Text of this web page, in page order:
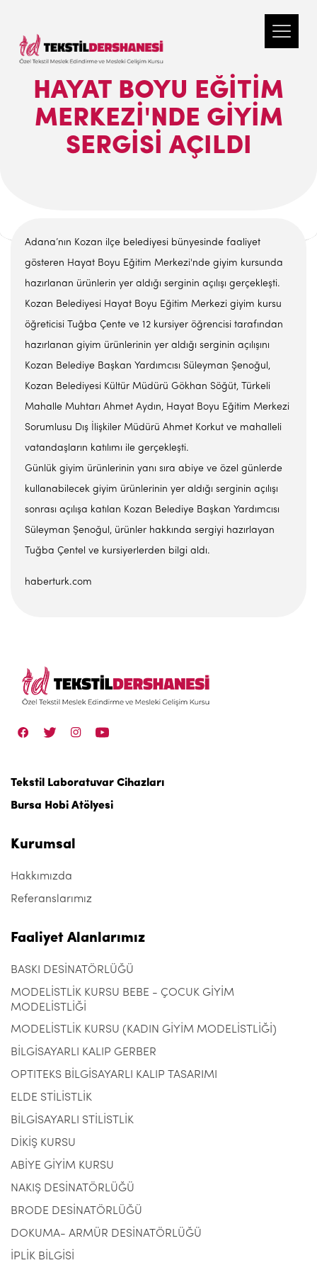
HAYAT BOYU EĞITIM
MERKEZI'NDE GIYIM
SERGISI AÇILDI
Adana’nın Kozan ilçe belediyesi bünyesinde faaliyet
gösteren Hayat Boyu Eğitim Merkezi'nde giyim kursunda
hazırlanan ürünlerin yer aldığı serginin açılışı gerçekleşti.
Kozan Belediyesi Hayat Boyu Eğitim Merkezi giyim kursu
öğreticisi Tuğba Çente ve 12 kursiyer öğrencisi tarafından
hazırlanan giyim ürünlerinin yer aldığı serginin açılışını
Kozan Belediye Başkan Yardımcısı Süleyman Şenoğul,
Kozan Belediyesi Kültür Müdürü Gökhan Söğüt, Türkeli
Mahalle Muhtarı Ahmet Aydın, Hayat Boyu Eğitim Merkezi
Sorumlusu Dış İlişkiler Müdürü Ahmet Korkut ve mahalleli
vatandaşların katılımı ile gerçekleşti.
Günlük giyim ürünlerinin yanı sıra abiye ve özel günlerde
kullanabilecek giyim ürünlerinin yer aldığı serginin açılışı
sonrası açılışa katılan Kozan Belediye Başkan Yardımcısı
Süleyman Şenoğul, ürünler hakkında sergiyi hazırlayan
Tuğba Çentel ve kursiyerlerden bilgi aldı.
haberturk.com
Tekstil Laboratuvar Cihazları
Bursa Hobi Atölyesi
Kurumsal
Hakkımızda
Referanslarımız
Faaliyet Alanlarımız
BASKI DESİNATÖRLÜĞÜ
MODELİSTLİK KURSU BEBE - ÇOCUK GİYİM
MODELİSTLİĞİ
MODELİSTLİK KURSU (KADIN GİYİM MODELİSTLİĞİ)
BİLGİSAYARLI KALIP GERBER
OPTITEKS BİLGİSAYARLI KALIP TASARIMI
ELDE STİLİSTLİK
BİLGİSAYARLI STİLİSTLİK
DİKİŞ KURSU
ABİYE GİYİM KURSU
NAKIŞ DESİNATÖRLÜĞÜ
BRODE DESİNATÖRLÜĞÜ
DOKUMA- ARMÜR DESİNATÖRLÜĞÜ
İPLİK BİLGİSİ